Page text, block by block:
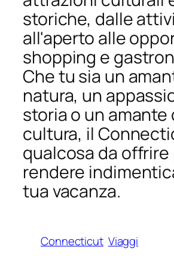
storiche, dalle
all'aperto alle
shopping e
Che tu sia un
natura, un
storia o un amante
cultura, il
qualcosa da offrire
rendere
tua vacanza.
Connecticut Viaggi